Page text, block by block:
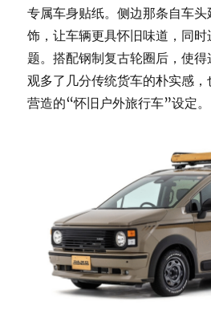
专属车身贴纸。侧边那条自车
饰，让车辆更具怀旧味道，同
题。搭配钢制复古轮圈后，使
观多了几分传统货车的朴实感
营造的“怀旧户外旅行车”设定。